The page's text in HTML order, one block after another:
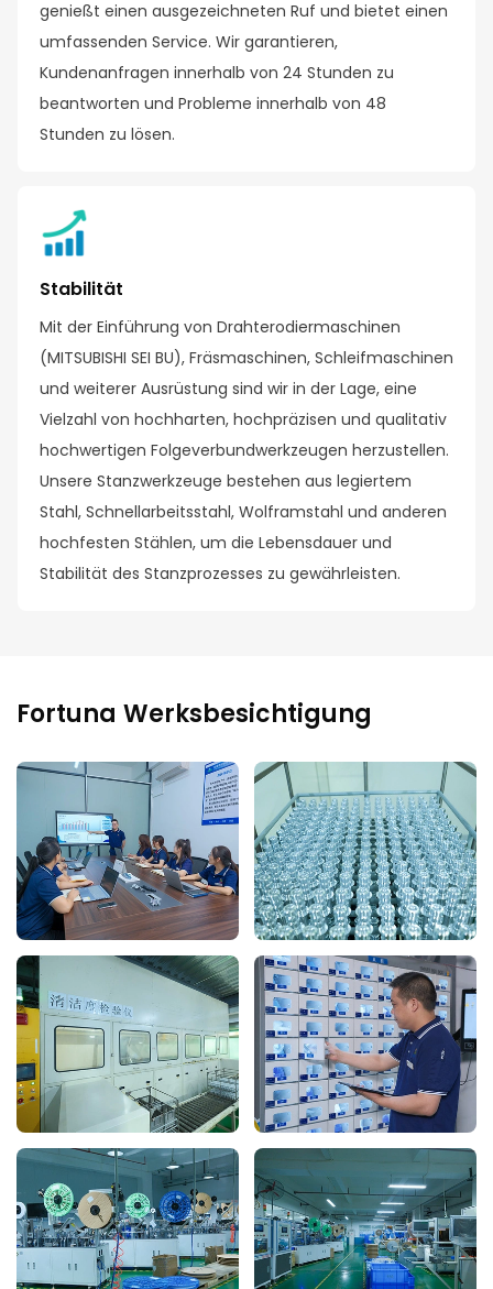
genießt einen ausgezeichneten Ruf und bietet einen
umfassenden Service. Wir garantieren,
Kundenanfragen innerhalb von 24 Stunden zu
beantworten und Probleme innerhalb von 48
Stunden zu lösen.
Stabilität
Mit der Einführung von Drahterodiermaschinen
(MITSUBISHI SEI BU), Fräsmaschinen, Schleifmaschinen
und weiterer Ausrüstung sind wir in der Lage, eine
Vielzahl von hochharten, hochpräzisen und qualitativ
hochwertigen Folgeverbundwerkzeugen herzustellen.
Unsere Stanzwerkzeuge bestehen aus legiertem
Stahl, Schnellarbeitsstahl, Wolframstahl und anderen
hochfesten Stählen, um die Lebensdauer und
Stabilität des Stanzprozesses zu gewährleisten.
Fortuna Werksbesichtigung